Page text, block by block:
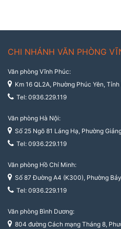
CHI NHÁNH VĂN PHÒNG
Văn phòng Vĩnh Phúc:
Km 16 QL2A, Phường Phúc Yên,
Tel: 0936.229.119
Văn phòng Hà Nội:
Số 25 Ngõ 81 Láng Hạ, Phường
Tel: 0936.229.119
Văn phòng Hồ Chí Minh:
Số 87 Đường A4 (K300), Phường
Tel: 0936.229.119
Văn phòng Bình Dương:
804 đường Cách mạng Tháng 8,